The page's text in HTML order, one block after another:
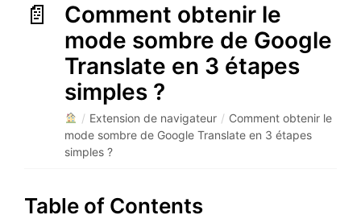
Comment obtenir le
mode sombre de Google
Translate en 3 étapes
simples ?
/ Extension de navigateur / Comment obtenir le
mode sombre de Google Translate en 3 étapes
simples ?
Table of Contents